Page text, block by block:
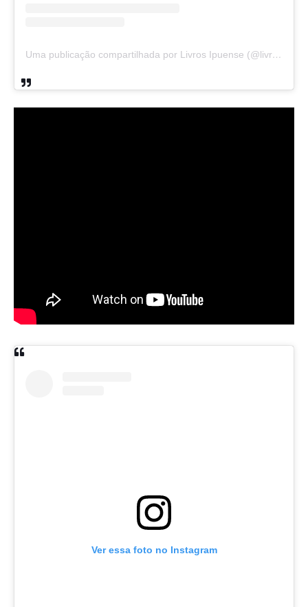
Uma publicação compartilhada por Livros Ipuense (@livraria.papelaria_ipuense)
Ver essa foto no Instagram